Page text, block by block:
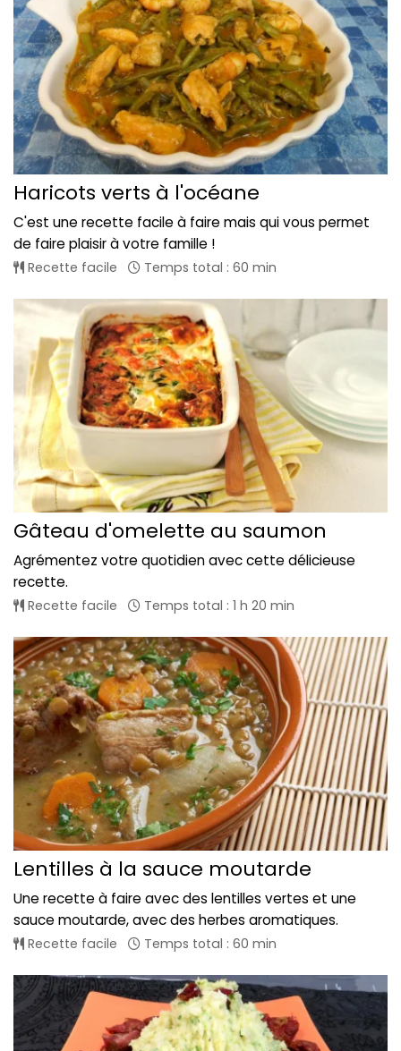
Haricots verts à l'océane
C'est une recette facile à faire mais qui vous permet
de faire plaisir à votre famille !
Recette facile Temps total : 60 min
Gâteau d'omelette au saumon
Agrémentez votre quotidien avec cette délicieuse
recette.
Recette facile Temps total : 1 h 20 min
Lentilles à la sauce moutarde
Une recette à faire avec des lentilles vertes et une
sauce moutarde, avec des herbes aromatiques.
Recette facile Temps total : 60 min